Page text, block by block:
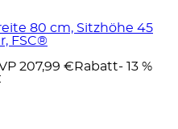
80 cm, Sitzhöhe 45
FSC®
207,99 € Rabatt- 13 %